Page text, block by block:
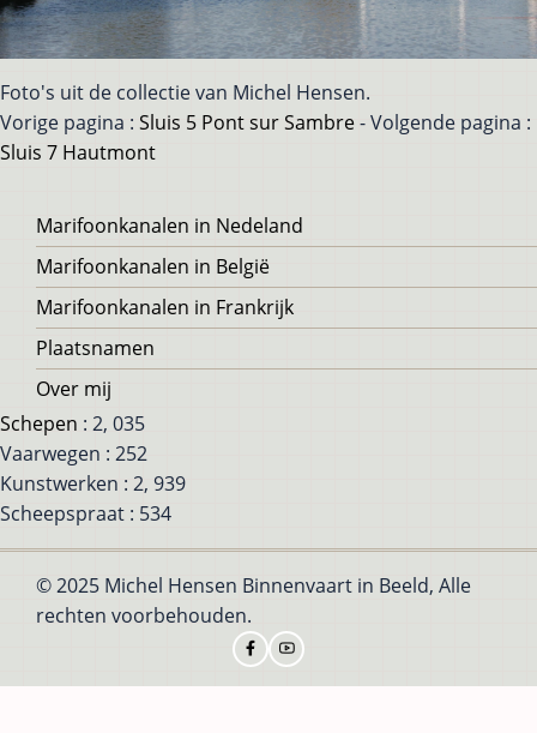
Foto's uit de collectie van Michel Hensen.
Vorige pagina : Sluis 5 Pont sur Sambre- Volgende pagina :
Sluis 7 Hautmont
Voet
Marifoonkanalen in Nedeland
Marifoonkanalen in België
Marifoonkanalen in Frankrijk
Plaatsnamen
Over mij
Schepen : 2, 035
Vaarwegen : 252
Kunstwerken : 2, 939
Scheepspraat : 534
© 2025 Michel Hensen Binnenvaart in Beeld, Alle
rechten voorbehouden.